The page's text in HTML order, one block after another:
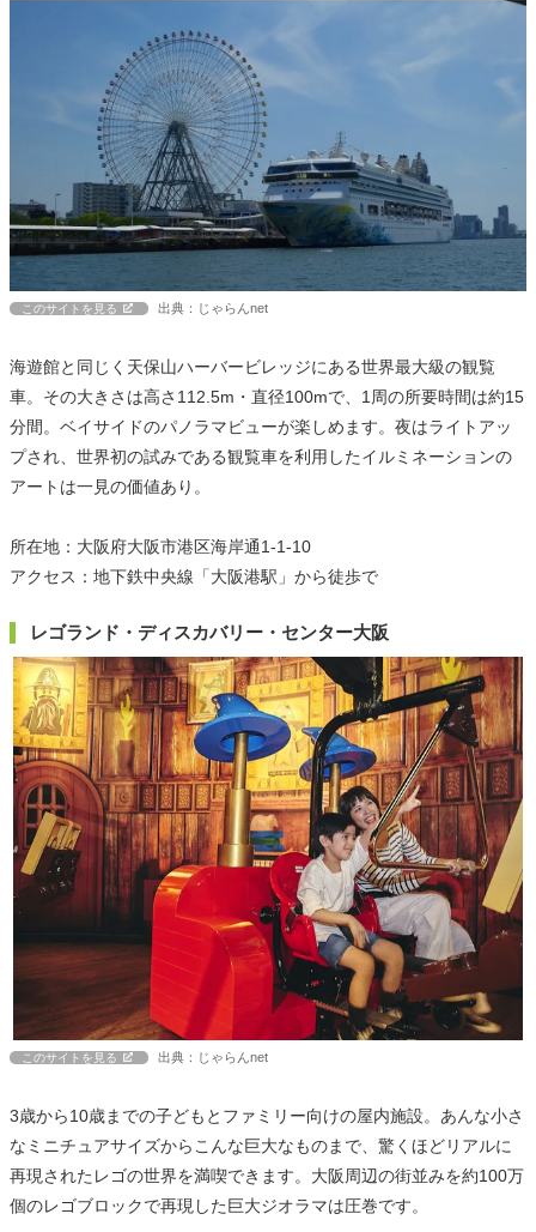
このサイトを見る 出典：じゃらんnet
海遊館と同じく天保山ハーバービレッジにある世界最大級の観覧
車。その大きさは高さ112.5m・直径100mで、1周の所要時間は約15
分間。ベイサイドのパノラマビューが楽しめます。夜はライトアッ
プされ、世界初の試みである観覧車を利用したイルミネーションの
アートは一見の価値あり。
所在地：大阪府大阪市港区海岸通1-1-10
アクセス：地下鉄中央線「大阪港駅」から徒歩で
レゴランド・ディスカバリー・センター大阪
このサイトを見る 出典：じゃらんnet
3歳から10歳までの子どもとファミリー向けの屋内施設。あんな小さ
なミニチュアサイズからこんな巨大なものまで、驚くほどリアルに
再現されたレゴの世界を満喫できます。大阪周辺の街並みを約100万
個のレゴブロックで再現した巨大ジオラマは圧巻です。